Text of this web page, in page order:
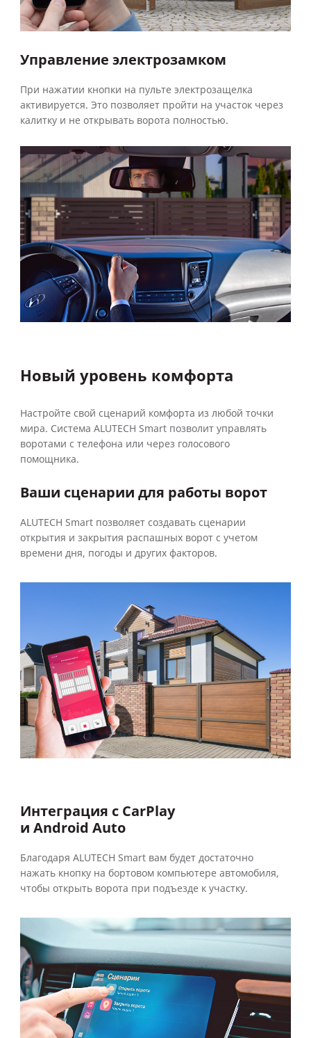
Управление электрозамком
При нажатии кнопки на пульте электрозащелка
активируется. Это позволяет пройти на участок через
калитку и не открывать ворота полностью.
Новый уровень комфорта
Настройте свой сценарий комфорта из любой точки
мира. Система ALUTECH Smart позволит управлять
воротами с телефона или через голосового
помощника.
Ваши сценарии для работы ворот
ALUTECH Smart позволяет создавать сценарии
открытия и закрытия распашных ворот с учетом
времени дня, погоды и других факторов.
Интеграция с CarPlay
и Android Auto
Благодаря ALUTECH Smart вам будет достаточно
нажать кнопку на бортовом компьютере автомобиля,
чтобы открыть ворота при подъезде к участку.